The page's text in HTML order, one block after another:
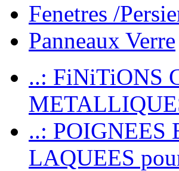
Fenetres /
Panneaux Verre
..: FiNiTiONS
..: POIGNEES
LAQUEES